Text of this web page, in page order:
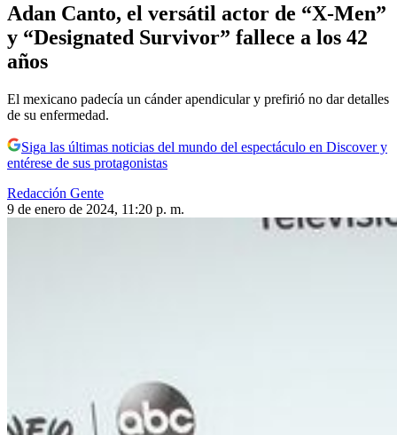
Adan Canto, el versátil actor de “X-Men”
y “Designated Survivor” fallece a los 42
años
El mexicano padecía un cánder apendicular y prefirió no dar detalles
de su enfermedad.
Siga las últimas noticias del mundo del espectáculo en Discover y
entérese de sus protagonistas
Redacción Gente
9 de enero de 2024, 11:20 p. m.